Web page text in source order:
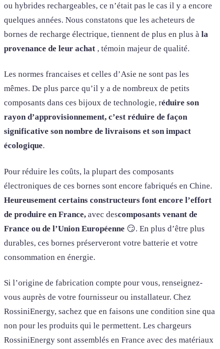
ou hybrides rechargeables, ce n’était pas le cas il y a encore
quelques années. Nous constatons que les acheteurs de
bornes de recharge électrique, tiennent de plus en plus à la
provenance de leur achat , témoin majeur de qualité.
Les normes francaises et celles d’Asie ne sont pas les
mêmes. De plus parce qu’il y a de nombreux de petits
composants dans ces bijoux de technologie, réduire son
rayon d’approvisionnement, c’est réduire de façon
significative son nombre de livraisons et son impact
écologique.
Pour réduire les coûts, la plupart des composants
électroniques de ces bornes sont encore fabriqués en Chine.
Heureusement certains constructeurs font encore l’effort
de produire en France, avec descomposants venant de
France ou de l’Union Européenne 😏. En plus d’être plus
durables, ces bornes préserveront votre batterie et votre
consommation en énergie.
Si l’origine de fabrication compte pour vous, renseignez-
vous auprès de votre fournisseur ou installateur. Chez
RossiniEnergy, sachez que en faisons une condition sine qua
non pour les produits qui le permettent. Les chargeurs
RossiniEnergy sont assemblés en France avec des matériaux